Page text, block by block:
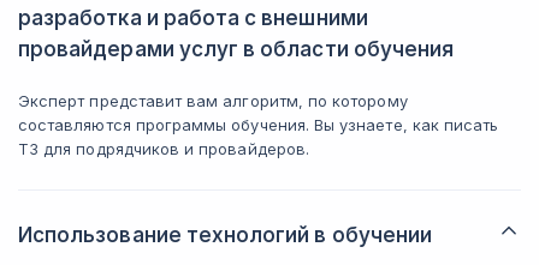
разработка и работа с внешними
провайдерами услуг в области обучения
Эксперт представит вам алгоритм, по которому
составляются программы обучения. Вы узнаете, как писать
ТЗ для подрядчиков и провайдеров.
Использование технологий в обучении